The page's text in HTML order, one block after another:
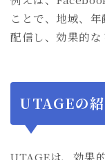
ことで、地域、
配信し、効果的な
UTAGEの
UTAGEは、効果